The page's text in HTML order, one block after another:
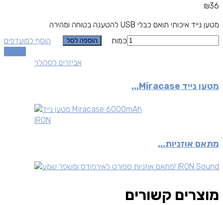
₪36
מטען נייד איכותי תואם כבלי USB להטענה בטוחה ומהירה
כמות
הוספה לסל
הוסף למועדפים
אביזרים לסלולר
מטען נייד Miracase...
IRON
מתאם אוזניות...
מוצרים קשורים